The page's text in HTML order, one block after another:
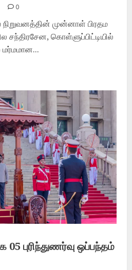
0
முன்னாள் பிரதம
சந்திரசேன, கொள்ளுப்பிட்டியில்
புரிந்துணர்வு ஒப்பந்தம்